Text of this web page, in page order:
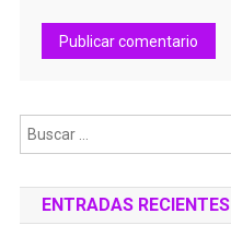
ENTRADAS RECIENTES